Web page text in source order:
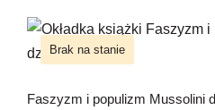
Kontakt
Brak na stanie
-15%
Faszyzm i populizm
Faszyzm i populizm Mussolini